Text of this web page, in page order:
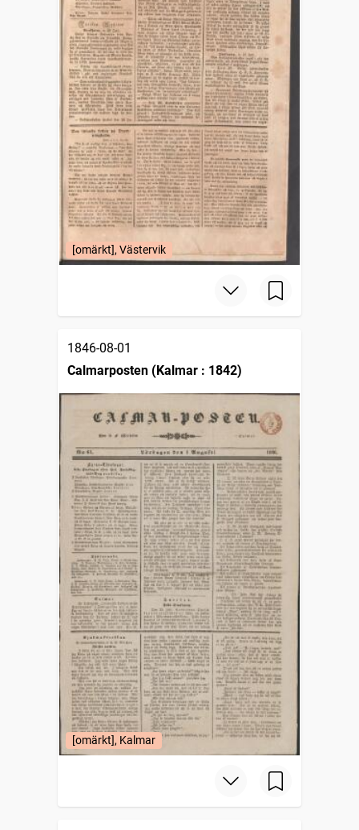
[omärkt], Västervik
1846-08-01
Calmarposten (Kalmar : 1842)
[omärkt], Kalmar